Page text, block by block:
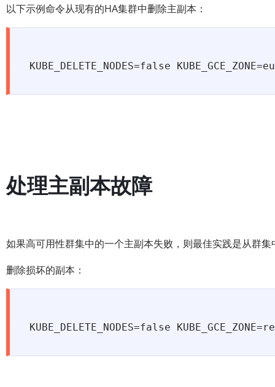
以下示例命令从现有的HA集群中删除主副本：
KUBE_DELETE_NODES=false
处理主副本故障
如果高可用性群集中的一个主副本失败，则最佳实践是从群
删除损坏的副本：
KUBE_DELETE_NODES=false